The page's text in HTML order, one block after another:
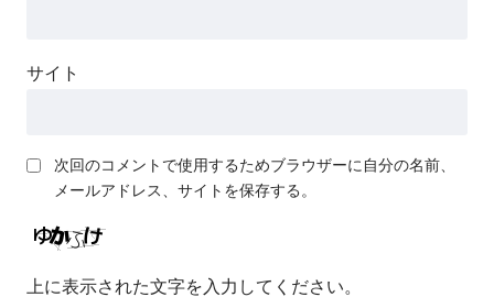
サイト
次回のコメントで使用するためブラウザーに自分の名前、
メールアドレス、サイトを保存する。
上に表示された文字を入力してください。